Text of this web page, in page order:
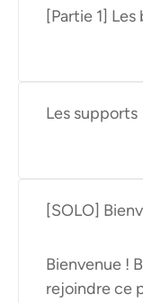
[Partie 1] Les
Les supports
[SOLO]
Bienvenue !
rejoindre ce